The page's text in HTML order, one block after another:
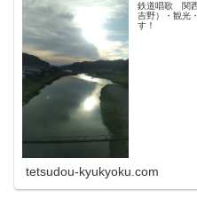
鉄道唱歌 関西
吉野）・観光
す！
tetsudou-kyukyoku.com